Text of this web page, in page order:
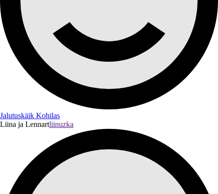
Jalutuskäik Kohilas
Liina ja Lennartliinuzka